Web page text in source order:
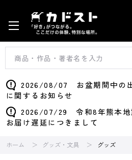
2026/08/07 お盆期間中の
に関するお知らせ
2026/07/29 令和8年熊本地
お届け遅延につきまして
ホーム グッズ・文具 グッズ